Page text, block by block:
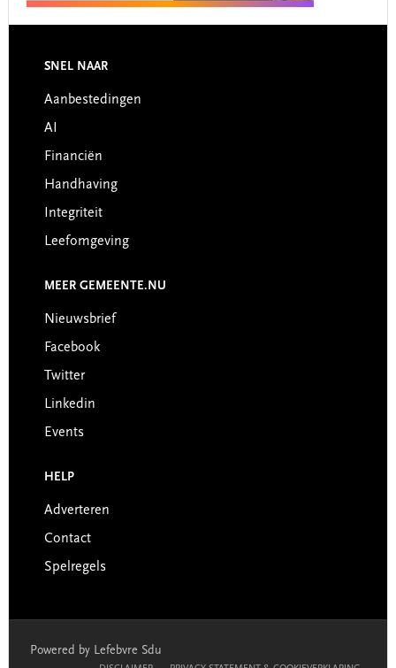
Footer
SNEL NAAR
Aanbestedingen
AI
Financiën
Handhaving
Integriteit
Leefomgeving
MEER GEMEENTE.NU
Nieuwsbrief
Facebook
Twitter
Linkedin
Events
HELP
Adverteren
Contact
Spelregels
Powered by Lefebvre Sdu